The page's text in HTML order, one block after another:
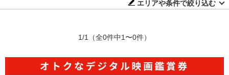
エリアや条件で絞り込む
1/1 （全0件中1〜0件）